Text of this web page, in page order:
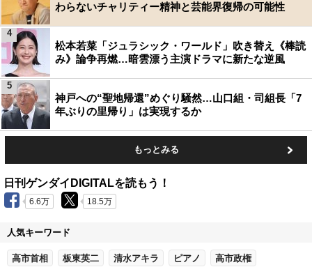
わらないチャリティー精神と芸能界復帰の可能性
松本若菜「ジュラシック・ワールド」吹き替え《棒読
み》論争再燃…暗雲漂う主演ドラマに新たな逆風
4
神戸への“聖地帰還”めぐり騒然…山口組・司組長「7
年ぶりの里帰り」は実現するか
5
もっとみる
日刊ゲンダイDIGITALを読もう！
6.6万 18.5万
人気キーワード
高市首相 板東英二 清水アキラ ピアノ 高市政権